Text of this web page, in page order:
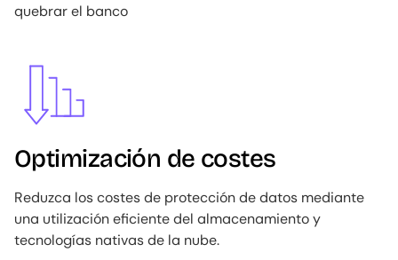
quebrar el banco
Optimización de costes
Reduzca los costes de protección de datos mediante
una utilización eficiente del almacenamiento y
tecnologías nativas de la nube.